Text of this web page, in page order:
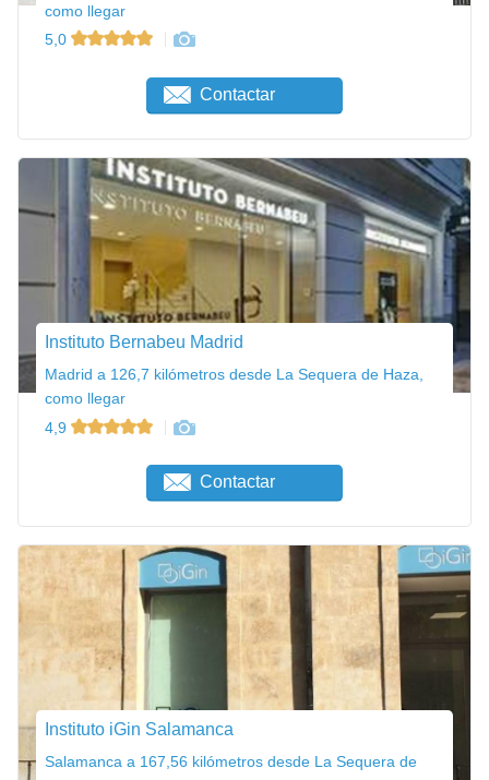
como llegar
5,0
Contactar
Instituto Bernabeu Madrid
Madrid a 126,7 kilómetros desde La Sequera de Haza,
como llegar
4,9
Contactar
Instituto iGin Salamanca
Salamanca a 167,56 kilómetros desde La Sequera de